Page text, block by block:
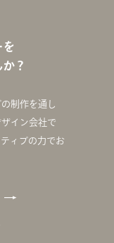
を
？
制作を通し
イン会社で
ィブの力でお